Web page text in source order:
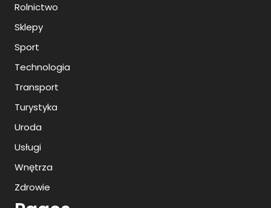
Rolnictwo
Sklepy
Sport
Technologia
Transport
Turystyka
Uroda
Usługi
Wnętrza
Zdrowie